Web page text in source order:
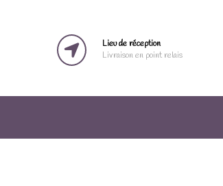
Lieu de réception
Livraison en point relais